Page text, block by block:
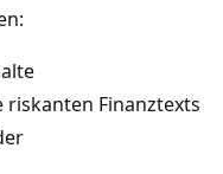
riskanten Finanztexts